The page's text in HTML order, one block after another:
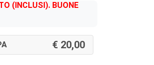
(INCLUSI). BUONE
20,00